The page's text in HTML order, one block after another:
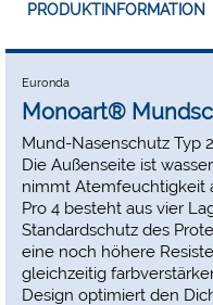
Glasfaser, ohne Kupfer
PRODUKTINFORMATION
Euronda
Monoart®
Mund-Nasenschutz Typ
Die Außenseite ist
nimmt Atemfeuchtigkeit
Pro 4 besteht aus vier
Standardschutz des
eine noch höhere
gleichzeitig
Design optimiert den